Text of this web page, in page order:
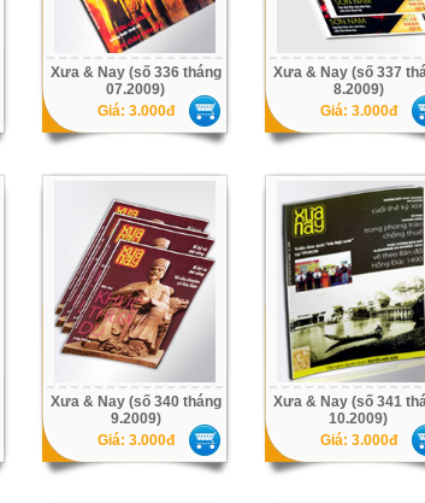
Xưa & Nay (số 336 tháng
07.2009)
Giá: 3.000đ
Xưa & Nay (số 337
8.2009)
Giá: 3.000đ
Xưa & Nay (số 340 tháng
9.2009)
Giá: 3.000đ
Xưa & Nay (số 341
10.2009)
Giá: 3.000đ